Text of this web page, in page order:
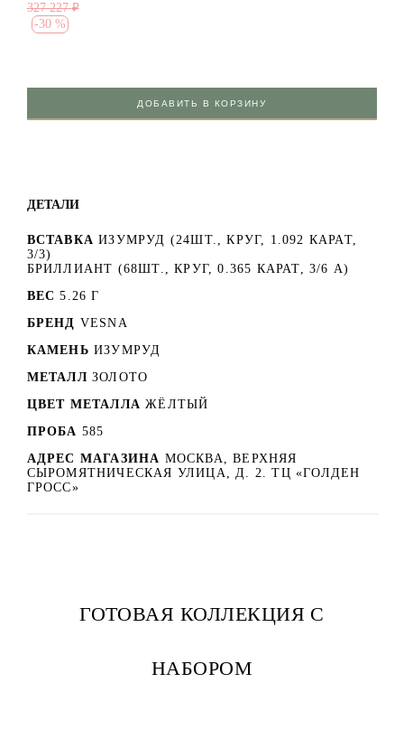
327 227 ₽
-30 %
ДОБАВИТЬ В КОРЗИНУ
ДЕТАЛИ
ВСТАВКА ИЗУМРУД (24ШТ., КРУГ, 1.092 КАРАТ,
3/3)
БРИЛЛИАНТ (68ШТ., КРУГ, 0.365 КАРАТ, 3/6 А)
ВЕС 5.26 Г
БРЕНД VESNA
КАМЕНЬ ИЗУМРУД
МЕТАЛЛ ЗОЛОТО
ЦВЕТ МЕТАЛЛА ЖЁЛТЫЙ
ПРОБА 585
АДРЕС МАГАЗИНА МОСКВА, ВЕРХНЯЯ
СЫРОМЯТНИЧЕСКАЯ УЛИЦА, Д. 2. ТЦ «ГОЛДЕН
ГРОСС»
ГОТОВАЯ КОЛЛЕКЦИЯ С
НАБОРОМ